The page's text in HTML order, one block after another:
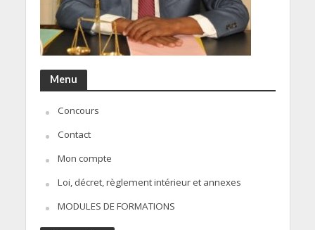
Menu
Concours
Contact
Mon compte
Loi, décret, règlement intérieur et annexes
MODULES DE FORMATIONS